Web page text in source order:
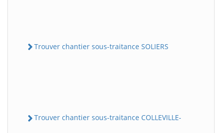
Trouver chantier sous-traitance SOLIERS
Trouver chantier sous-traitance COLLEVILLE-